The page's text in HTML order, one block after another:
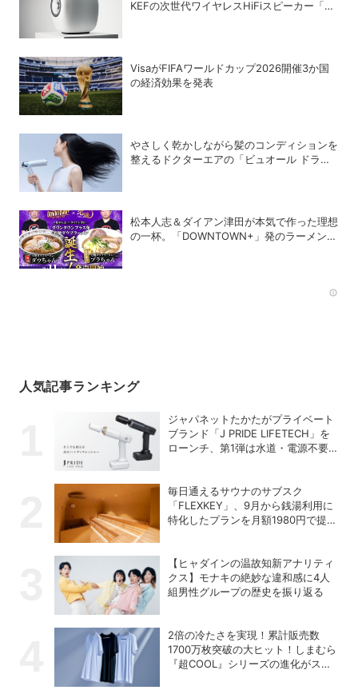
KEFの次世代ワイヤレスHiFiスピーカー「LS
VisaがFIFAワールドカップ2026開催3か国
の経済効果を発表
やさしく乾かしながら髪のコンディションを
整えるドクターエアの「ビュオール ドライ
松本人志＆ダイアン津田が本気で作った理想
の一杯。「DOWNTOWN+」発のラーメンを
人気記事ランキング
ジャパネットたかたがプライベート
ブランド「J PRIDE LIFETECH」を
ローンチ、第1弾は水道・電源不要
毎日通えるサウナのサブスク
「FLEXKEY」、9月から銭湯利用に
特化したプランを月額1980円で提供
【ヒャダインの温故知新アナリティ
クス】モナキの絶妙な違和感に4人
組男性グループの歴史を振り返る
2倍の冷たさを実現！累計販売数
1700万枚突破の大ヒット！しまむら
『超COOL』シリーズの進化がスゴ